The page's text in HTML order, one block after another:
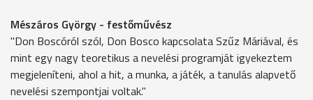
Mészáros György - festőművész
"Don Boscóról szól, Don Bosco kapcsolata Szűz Máriával, és
mint egy nagy teoretikus a nevelési programját igyekeztem
megjeleníteni, ahol a hit, a munka, a játék, a tanulás alapvető
nevelési szempontjai voltak."